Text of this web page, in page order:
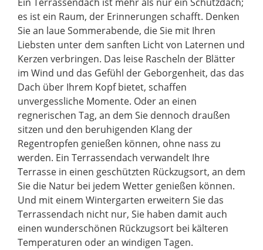
es ist ein Raum, der Erinnerungen schafft. Denken
Sie an laue Sommerabende, die Sie mit Ihren
Liebsten unter dem sanften Licht von Laternen und
Kerzen verbringen. Das leise Rascheln der Blätter
im Wind und das Gefühl der Geborgenheit, das das
Dach über Ihrem Kopf bietet, schaffen
unvergessliche Momente. Oder an einen
regnerischen Tag, an dem Sie dennoch draußen
sitzen und den beruhigenden Klang der
Regentropfen genießen können, ohne nass zu
werden. Ein Terrassendach verwandelt Ihre
Terrasse in einen geschützten Rückzugsort, an dem
Sie die Natur bei jedem Wetter genießen können.
Und mit einem Wintergarten erweitern Sie das
Terrassendach nicht nur, Sie haben damit auch
einen wunderschönen Rückzugsort bei kälteren
Temperaturen oder an windigen Tagen.